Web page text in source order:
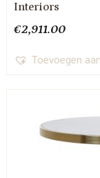
Interiors
€2,911.00
Toevoegen